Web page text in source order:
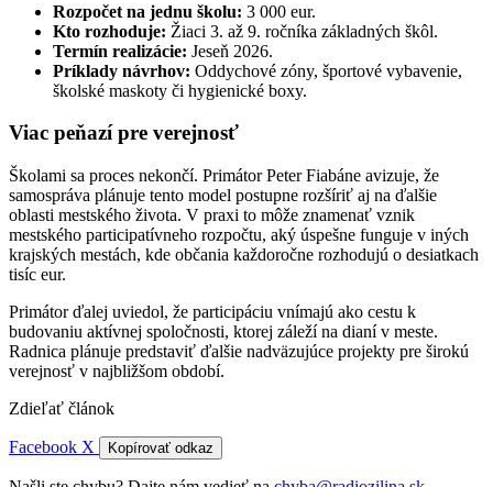
Rozpočet na jednu školu: 3 000 eur.
Kto rozhoduje: Žiaci 3. až 9. ročníka základných škôl.
Termín realizácie: Jeseň 2026.
Príklady návrhov: Oddychové zóny, športové vybavenie,
školské maskoty či hygienické boxy.
Viac peňazí pre verejnosť
Školami sa proces nekončí. Primátor Peter Fiabáne avizuje, že
samospráva plánuje tento model postupne rozšíriť aj na ďalšie
oblasti mestského života. V praxi to môže znamenať vznik
mestského participatívneho rozpočtu, aký úspešne funguje v iných
krajských mestách, kde občania každoročne rozhodujú o desiatkach
tisíc eur.
Primátor ďalej uviedol, že participáciu vnímajú ako cestu k
budovaniu aktívnej spoločnosti, ktorej záleží na dianí v meste.
Radnica plánuje predstaviť ďalšie nadväzujúce projekty pre širokú
verejnosť v najbližšom období.
Zdieľať článok
Facebook X Kopírovať odkaz